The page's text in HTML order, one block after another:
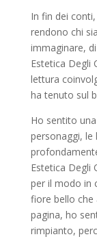
In fin dei
rendono chi
immaginare,
Estetica Degli
lettura
ha tenuto sul
Ho sentito
personaggi,
Estetica Degli
per il modo in
fiore bello che
pagina, ho
rimpianto,